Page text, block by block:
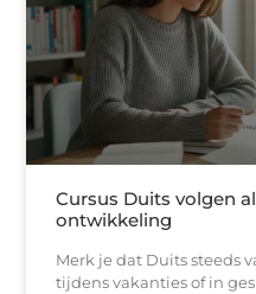
Cursus Duits volgen
ontwikkeling
Merk je dat Duits steeds
tijdens vakanties of in